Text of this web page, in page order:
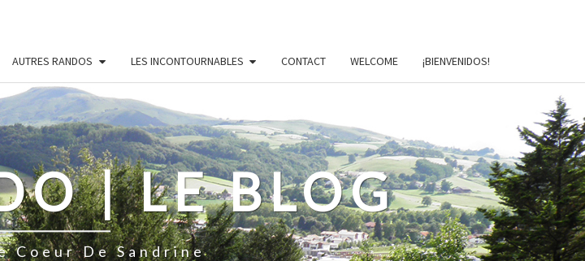
AUTRES RANDOS LES INCONTOURNABLES CONTACT WELCOME ¡BIENVENIDOS!
| LE BLOG
Coeur De Sandrine